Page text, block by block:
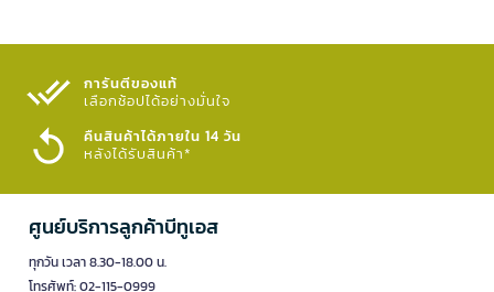
การันตีของแท้
เลือกช้อปได้อย่างมั่นใจ​
คืนสินค้าได้ภายใน 14 วัน
หลังได้รับสินค้า*
ศูนย์บริการลูกค้าบีทูเอส
ทุกวัน เวลา 8.30-18.00 น.
โทรศัพท์: 02-115-0999